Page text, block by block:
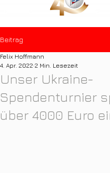
Beitrag
Unser Ukraine-
Spendenturnier
über 4000 Euro
Felix Hoffmann
4. Apr. 2022 2 Min. Lesezeit